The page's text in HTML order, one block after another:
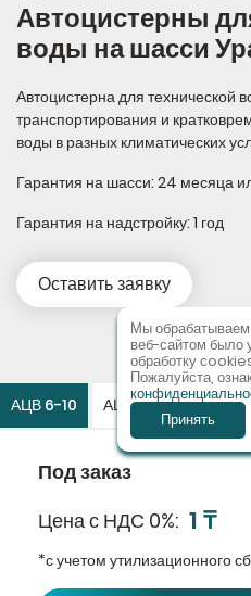
Автоцистерны
воды на шасси
Автоцистерна для технической
транспортирования и
воды в разных климатических
Гарантия на шасси: 24 месяца
Гарантия на надстройку: 1 год
Оставить заявку
АЦВ 6-10 АЦВ 8-12 АЦВ
Под заказ
Цена с НДС 0% 1 ₸
*с учетом утилизационного
Мы
веб-сайтом было
обработку
Пожалуйста,
Принять